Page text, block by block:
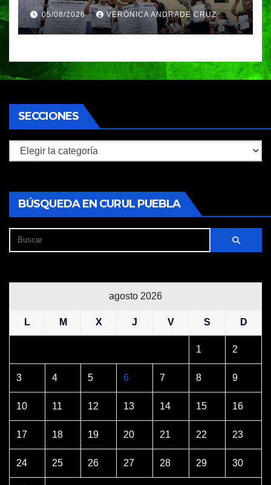
Ignacio Zaragoza en Puebla;
piden a la SEP no cerrar el
plantel
05/08/2026 VERÓNICA ANDRADE CRUZ
SECCIONES
Secciones
BÚSQUEDA EN CURUL PUEBLA
agosto 2026
L M X J V S D
1 2
3 4 5 6 7 8 9
10 11 12 13 14 15 16
17 18 19 20 21 22 23
24 25 26 27 28 29 30